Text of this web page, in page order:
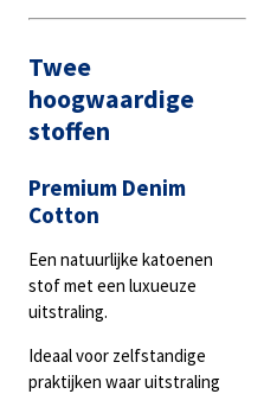
Twee
hoogwaardige
stoffen
Premium Denim
Cotton
Een natuurlijke katoenen
stof met een luxueuze
uitstraling.
Ideaal voor zelfstandige
praktijken waar uitstraling